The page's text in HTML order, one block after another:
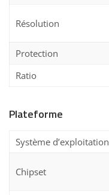
Résolution
Protection
Ratio
Plateforme
Système d’exploitation
Chipset